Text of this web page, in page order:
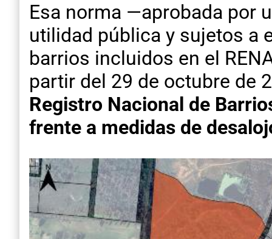
Esa norma —aprobada por
utilidad pública y sujetos a
barrios incluidos en el
partir del 29 de octubre de
Registro Nacional de
frente a medidas de